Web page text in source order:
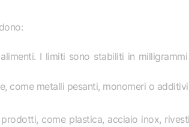
I limiti sono stabiliti in
come metalli pesanti, monomeri o
come plastica, acciaio inox,